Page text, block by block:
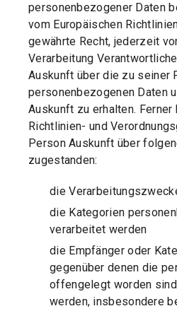
personenbezogener Daten
vom Europäischen
gewährte Recht, jederzeit
Verarbeitung
Auskunft über die zu seiner
personenbezogenen Daten
Auskunft zu erhalten. Ferner
Richtlinien- und
Person Auskunft über
zugestanden:
die
die Kategorien
verarbeitet werden
die Empfänger oder
gegenüber denen die
offengelegt worden
werden, insbesondere